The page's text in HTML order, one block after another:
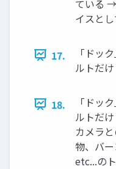
ている
イスと
17.
「ドッ
ルトだけ
18.
「ドッ
ルトだ
カメラ
物、バー
etc...の